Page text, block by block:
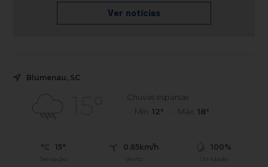
Ver notícias
Blumenau, SC
15°
Chuvas esparsas
Mín. 12° Máx. 18°
15°
Sensação
0.65km/h
Vento
100%
Umidade